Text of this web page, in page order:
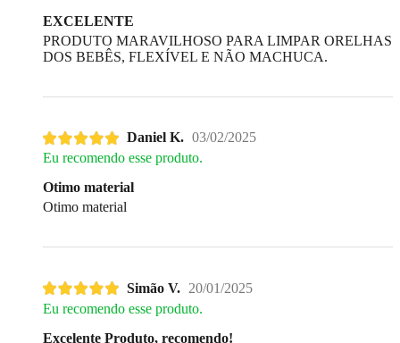
EXCELENTE
PRODUTO MARAVILHOSO PARA LIMPAR ORELHAS
DOS BEBÊS, FLEXÍVEL E NÃO MACHUCA.
Daniel K. 03/02/2025
Eu recomendo esse produto.
Otimo material
Otimo material
Simão V. 20/01/2025
Eu recomendo esse produto.
Excelente Produto, recomendo!